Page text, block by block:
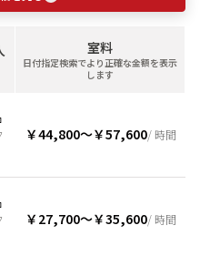
室料
日付指定検索でより正確な金額を表示
します
￥44,800〜￥57,600/ 時間
￥27,700〜￥35,600/ 時間